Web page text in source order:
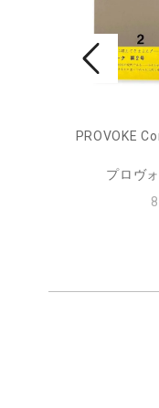
PROVOKE
プロヴ